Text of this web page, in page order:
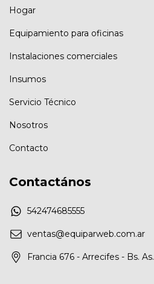
Hogar
Equipamiento para oficinas
Instalaciones comerciales
Insumos
Servicio Técnico
Nosotros
Contacto
Contactános
542474685555
ventas@equiparweb.com.ar
Francia 676 - Arrecifes - Bs. As.